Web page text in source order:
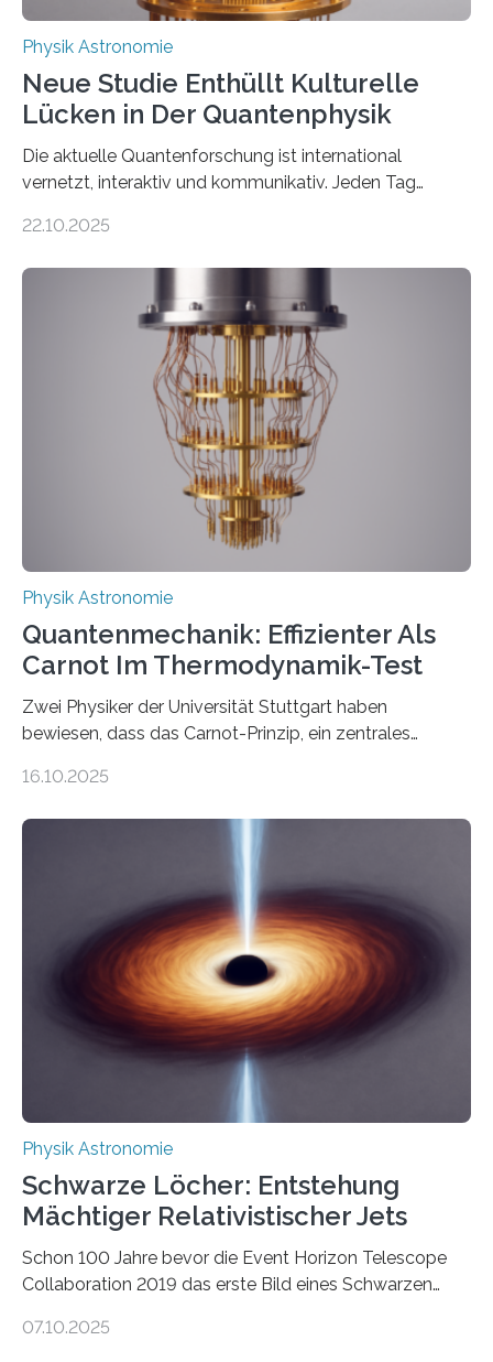
Physik Astronomie
Neue Studie Enthüllt Kulturelle
Lücken in Der Quantenphysik
Die aktuelle Quantenforschung ist international
vernetzt, interaktiv und kommunikativ. Jeden Tag
oft von Autor*innen, die eng zusammenarbeiten. Neue
werden schnell weiterentwickelt. Dies ist der Alltag in
der Forschung der Quantentheorie, die dieses Jahr 100
Jahre alt geworden ist, weshalb die UNESCO 2025 zum
Internationalen Jahr der Quantenwissenschaft und -
technologie ausgerufen hat. Doch nun hat eine
internationale Forschungsgruppe um den
22.10.2025
Physik Astronomie
Quantenmechanik: Effizienter Als
Carnot Im Thermodynamik-Test
Zwei Physiker der Universität Stuttgart haben
bewiesen, dass das Carnot-Prinzip, ein zentrales
Größenordnung von Atomen gilt, deren physikalische
Quantenmotoren voranbringen. Das
Wissenschaftsjournal Science Advances veröffentlichte
die Herleitung. (DOI: 10.1126/sciadv.adw8462)
Verbrennungsmotoren oder Dampfturbinen sind
Wärmekraftmaschinen: Sie wandeln thermische
Energie in mechanische Bewegung um – oder anders
ausgedrückt, Wärme in Bewegung. In
quantenmechanischen Experimenten ist es in den…
16.10.2025
Physik Astronomie
Schwarze Löcher: Entstehung
Mächtiger Relativistischer Jets
Schon 100 Jahre bevor die Event Horizon Telescope
Collaboration 2019 das erste Bild eines Schwarzen
hatte der Astronom Heber Curtis einen seltsamen
07.10.2025